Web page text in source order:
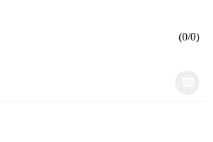
(0/0)